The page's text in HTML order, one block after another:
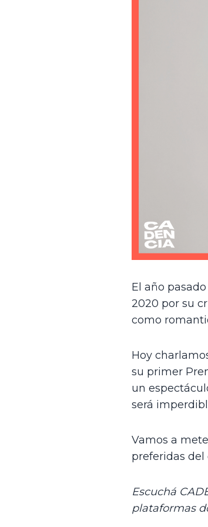
El año pasado
2020 por su
como
Hoy
su primer
un
será
Vamos a
preferidas del
Escuchá
plataformas